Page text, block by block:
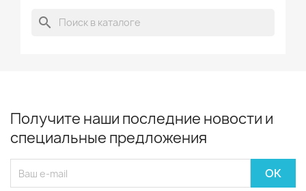
search
Получите наши последние новости и
специальные предложения